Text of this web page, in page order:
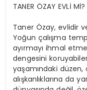
TANER ÖZAY EVLİ Mİ?
Taner Özay, evlidir
Yoğun çalışma
ayırmayı ihmal
dengesini
yaşamındaki düzen,
alışkanlıklarına da